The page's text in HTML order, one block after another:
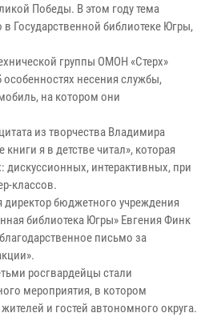
Победы. В этом году тема
Государственной библиотеке Югры,
группы ОМОН «Стерх»
несения службы,
на котором они
из творчества Владимира
я в детстве читал», которая
дискуссионных, интерактивных, при
классов.
бюджетного учреждения
библиотека Югры» Евгения Финк
письмо за
росгвардейцы стали
мероприятия, в котором
и гостей автономного округа.